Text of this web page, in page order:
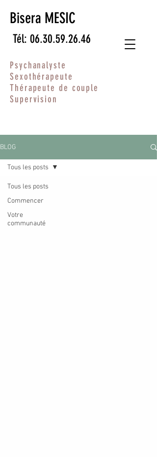
Bisera MESIC
Psychanalyste
Sexothérapeute
Thérapeute de couple
Supervision
Tél: 06.30.59.26.46
BLOG
Tous les posts
Commencer
Votre
communauté
Tous les posts